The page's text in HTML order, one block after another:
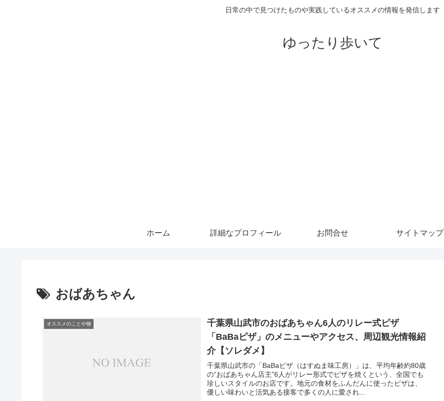
日常の中で見つけたものや実践しているオススメの情報を発信します
ゆったり歩いて
ホーム 詳細なプロフィール お問合せ サイトマップ
おばあちゃん
オススメのことや物
千葉県山武市のおばあちゃん6人のリレー式ピザ
「BaBaピザ」のメニューやアクセス、周辺観光情報紹
介【ソレダメ】
千葉県山武市の「BaBaピザ（はすぬま味工房）」は、平均年齢約80歳
の“おばあちゃん店主”6人がリレー形式でピザを焼くという、全国でも
珍しいスタイルのお店です。地元の食材をふんだんに使ったピザは、
優しい味わいと活気ある接客で多くの人に愛され...